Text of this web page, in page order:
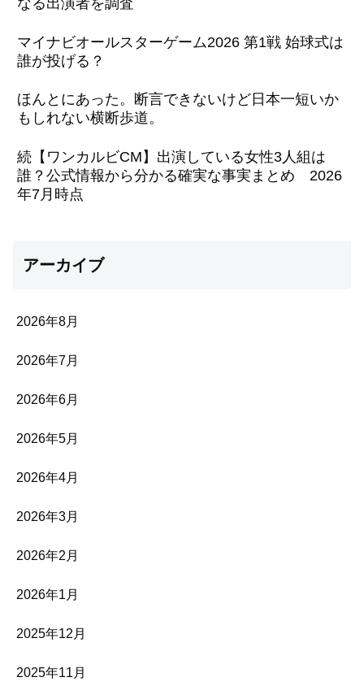
マイナビオールスターゲーム2026 第1戦 始球式は
誰が投げる？
ほんとにあった。断言できないけど日本一短いか
もしれない横断歩道。
続【ワンカルビCM】出演している女性3人組は
誰？公式情報から分かる確実な事実まとめ 2026
年7月時点
アーカイブ
2026年8月
2026年7月
2026年6月
2026年5月
2026年4月
2026年3月
2026年2月
2026年1月
2025年12月
2025年11月